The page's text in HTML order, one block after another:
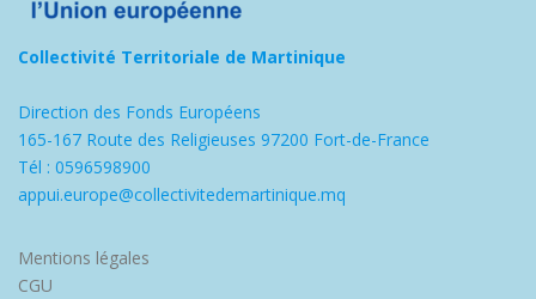
Collectivité Territoriale de Martinique
Direction des Fonds Européens
165-167 Route des Religieuses 97200 Fort-de-France
Tél : 0596598900
appui.europe@collectivitedemartinique.mq
Mentions légales
CGU